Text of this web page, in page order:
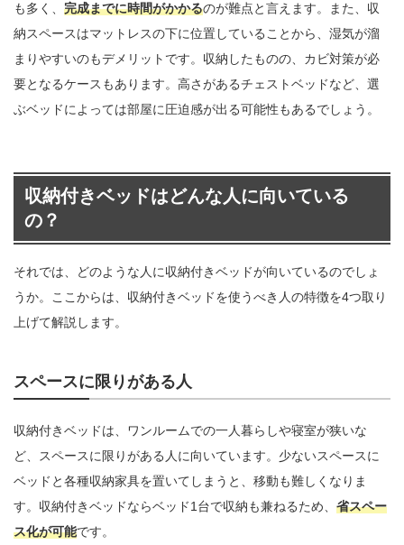
も多く、 完成までに時間がかかるのが難点と言えます。また、収
納スペースはマットレスの下に位置していることから、湿気が溜
まりやすいのもデメリットです。収納したものの、カビ対策が必
要となるケースもあります。高さがあるチェストベッドなど、選
ぶベッドによっては部屋に圧迫感が出る可能性もあるでしょう。
収納付きベッドはどんな人に向いている
の？
それでは、どのような人に収納付きベッドが向いているのでしょ
うか。ここからは、収納付きベッドを使うべき人の特徴を4つ取り
上げて解説します。
スペースに限りがある人
収納付きベッドは、ワンルームでの一人暮らしや寝室が狭いな
ど、スペースに限りがある人に向いています。少ないスペースに
ベッドと各種収納家具を置いてしまうと、移動も難しくなりま
す。収納付きベッドならベッド1台で収納も兼ねるため、 省スペー
ス化が可能です。